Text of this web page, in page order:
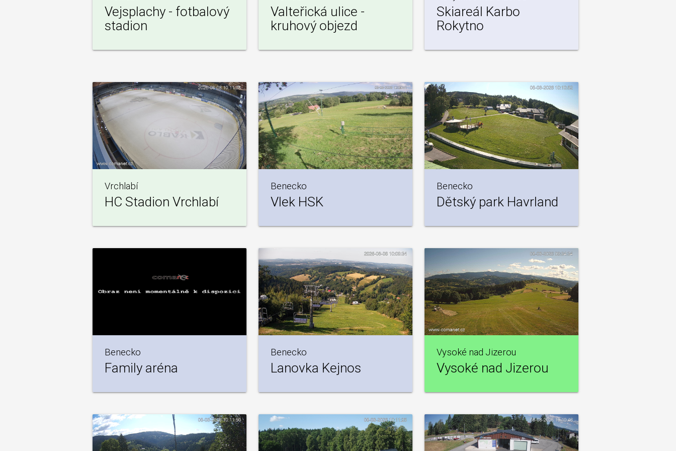
Vejsplachy - fotbalový
stadion
Valteřická ulice -
kruhový objezd
Skiareál Karbo
Rokytno
Vrchlabí
HC Stadion Vrchlabí
Benecko
Vlek HSK
Benecko
Dětský park Havrland
Benecko
Family aréna
Benecko
Lanovka Kejnos
Vysoké nad Jizerou
Vysoké nad Jizerou